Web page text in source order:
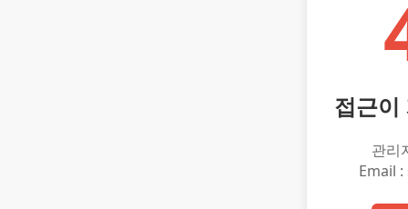
접근이
관리
Email